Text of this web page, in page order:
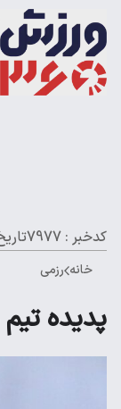
کدخبر : 7977
خانه رزمی
پدیده